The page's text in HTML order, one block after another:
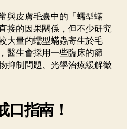
與皮膚毛囊中的「蠕型蟎
接的因果關係，但不少研究
大量的蠕型蟎蟲寄生於毛
醫生會採用一些臨床的篩
抑制問題、光學治療緩解徵
口指南！